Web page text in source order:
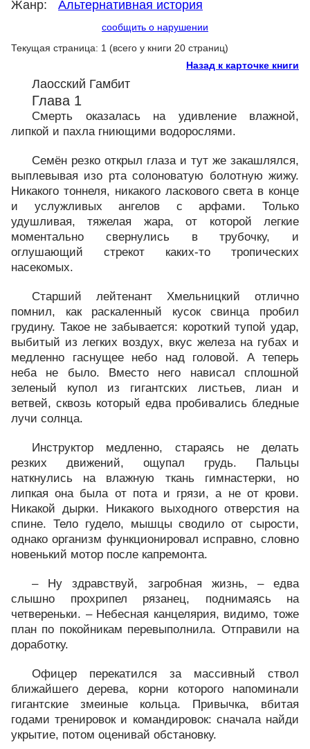
Жанр: Альтернативная история
сообщить о нарушении
Текущая страница: 1 (всего у книги 20 страниц)
Назад к карточке книги
Лаосский Гамбит
Глава 1
Смерть оказалась на удивление влажной,
липкой и пахла гниющими водорослями.
Семён резко открыл глаза и тут же закашлялся,
выплевывая изо рта солоноватую болотную жижу.
Никакого тоннеля, никакого ласкового света в конце
и услужливых ангелов с арфами. Только
удушливая, тяжелая жара, от которой легкие
моментально свернулись в трубочку, и
оглушающий стрекот каких-то тропических
насекомых.
Старший лейтенант Хмельницкий отлично
помнил, как раскаленный кусок свинца пробил
грудину. Такое не забывается: короткий тупой удар,
выбитый из легких воздух, вкус железа на губах и
медленно гаснущее небо над головой. А теперь
неба не было. Вместо него нависал сплошной
зеленый купол из гигантских листьев, лиан и
ветвей, сквозь который едва пробивались бледные
лучи солнца.
Инструктор медленно, стараясь не делать
резких движений, ощупал грудь. Пальцы
наткнулись на влажную ткань гимнастерки, но
липкая она была от пота и грязи, а не от крови.
Никакой дырки. Никакого выходного отверстия на
спине. Тело гудело, мышцы сводило от сырости,
однако организм функционировал исправно, словно
новенький мотор после капремонта.
– Ну здравствуй, загробная жизнь, – едва
слышно прохрипел рязанец, поднимаясь на
четвереньки. – Небесная канцелярия, видимо, тоже
план по покойникам перевыполнила. Отправили на
доработку.
Офицер перекатился за массивный ствол
ближайшего дерева, корни которого напоминали
гигантские змеиные кольца. Привычка, вбитая
годами тренировок и командировок: сначала найди
укрытие, потом оценивай обстановку.